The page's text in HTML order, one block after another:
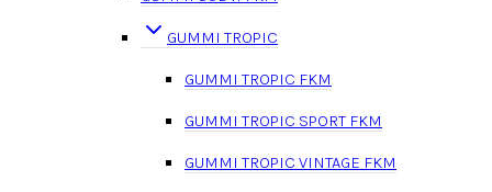
GUMMI TROPIC
GUMMI TROPIC FKM
GUMMI TROPIC SPORT FKM
GUMMI TROPIC VINTAGE FKM